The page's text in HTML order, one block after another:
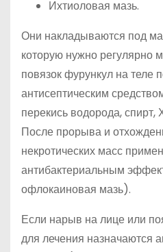
Ихтиоловая мазь.
Они накладываются под
которую нужно регулярно
повязок фурункул на теле
антисептическим
перекись водорода, спирт,
После прорыва и
некротических масс
антибактериальным
офлокаиновая мазь).
Если нарыв на лице или
для лечения назначаются